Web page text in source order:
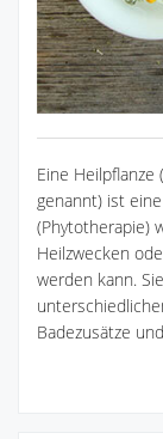
Eine Heilpflanze
genannt) ist
(Phytotherapie)
Heilzwecken
werden kann.
Badezusätze